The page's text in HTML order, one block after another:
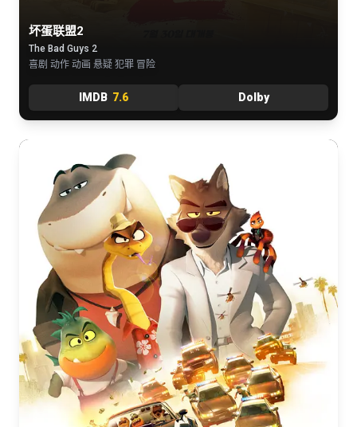
坏蛋联盟2
The Bad Guys 2
喜剧 动作 动画 悬疑 犯罪 冒险
IMDB 7.6 Dolby